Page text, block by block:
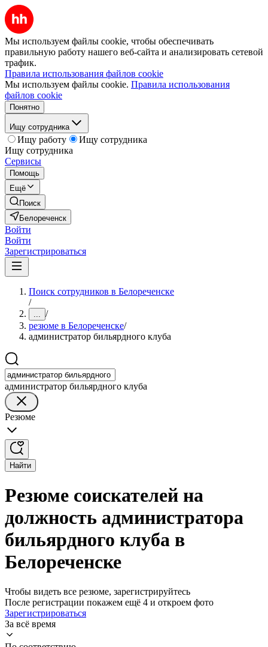
Мы используем файлы cookie, чтобы обеспечивать
правильную работу нашего веб-сайта и анализировать сетевой
трафик.
Правила использования файлов cookie
Мы используем файлы cookie. Правила использования
файлов cookie
Понятно
Ищу сотрудника
Ищу работу
Ищу сотрудника
Ищу сотрудника
Сервисы
Помощь
Ещё
Поиск
Белореченск
Войти
Войти
Зарегистрироваться
Поиск сотрудников в Белореченске
/
... /
резюме в Белореченске/
администратор бильярдного клуба
администратор бильярдного клуба
Резюме
Найти
Резюме соискателей на
должность администратора
бильярдного клуба в
Белореченске
Чтобы видеть все резюме, зарегистрируйтесь
После регистрации покажем ещё 4 и откроем фото
Зарегистрироваться
За всё время